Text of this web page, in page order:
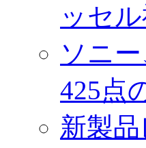
ッセ
ソニ
425点
新製